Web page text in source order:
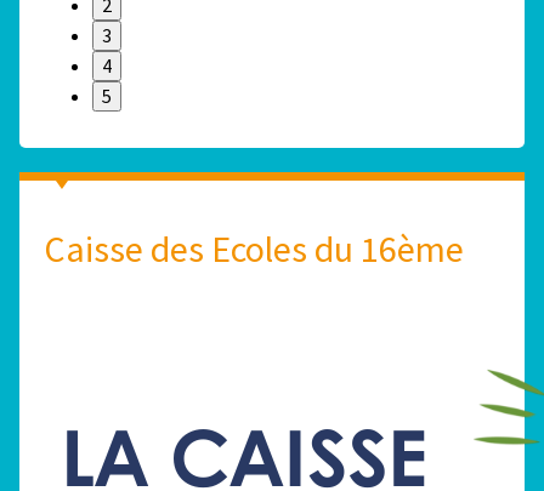
2
3
4
5
Caisse des Ecoles du 16ème